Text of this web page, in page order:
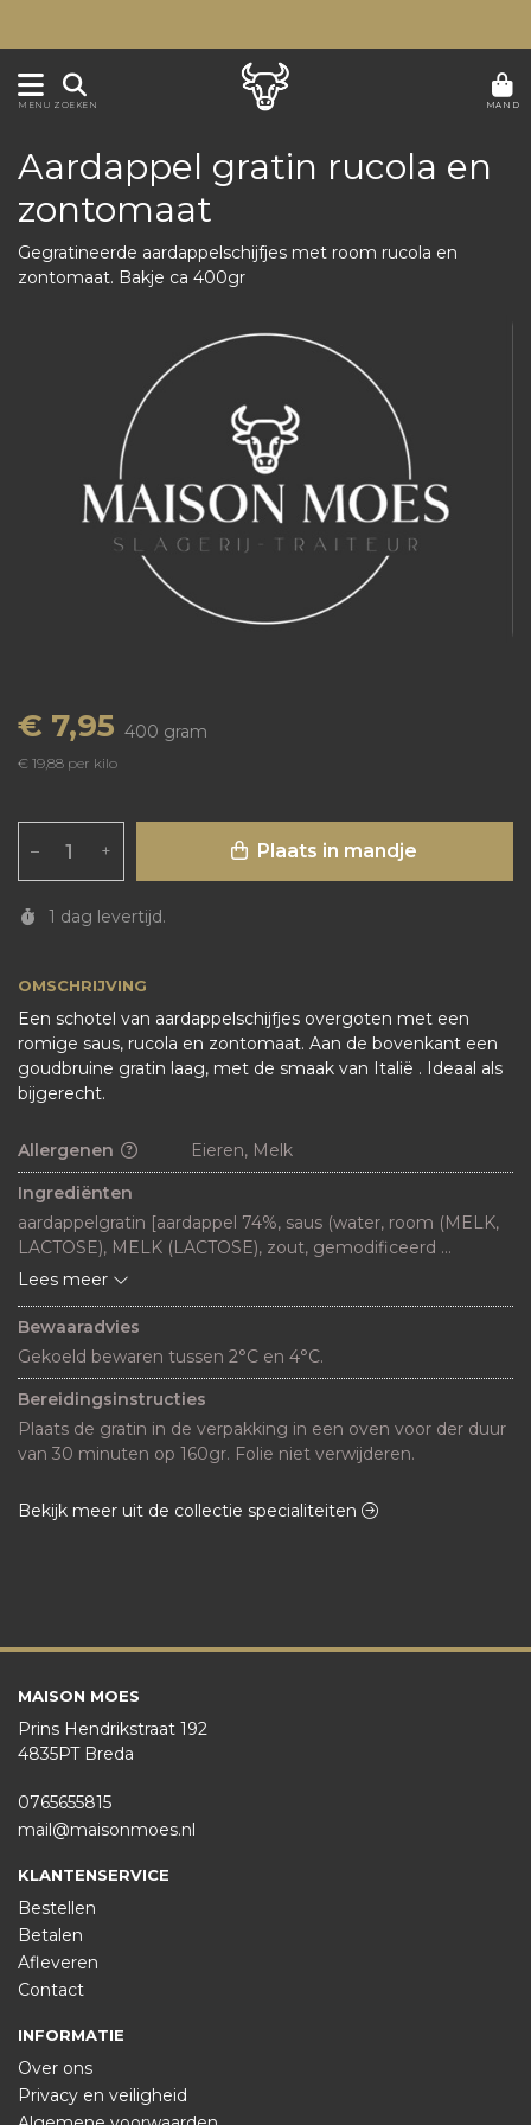
MENU ZOEKEN MAND
OMSCHRIJVING
Een schotel van aardappelschijfjes overgoten met een
romige saus, rucola en zontomaat. Aan de bovenkant een
goudbruine gratin laag, met de smaak van Italië . Ideaal als
bijgerecht.
Aardappel gratin rucola en
zontomaat
Gegratineerde aardappelschijfjes met room rucola en
zontomaat. Bakje ca 400gr
€ 7,95 400 gram
€ 19,88 per kilo
– + Plaats in mandje
1 dag levertijd.
Allergenen
Eieren, Melk
Ingrediënten
aardappelgratin [aardappel 74%, saus (water, room (MELK,
LACTOSE), MELK (LACTOSE), zout, gemodificeerd
maiszetmeel, dextrose, aroma (MELK), knoflookpoeder, EI ,
wijnazijn, suiker, zout, kruiden, specerij, aroma, rucola
Lees meer
Bewaaradvies
Gekoeld bewaren tussen 2°C en 4°C.
Bereidingsinstructies
Plaats de gratin in de verpakking in een oven voor der duur
van 30 minuten op 160gr. Folie niet verwijderen.
Bekijk meer uit de collectie specialiteiten
MAISON MOES
Prins Hendrikstraat 192
4835PT Breda
0765655815
mail@maisonmoes.nl
KLANTENSERVICE
Bestellen
Betalen
Afleveren
Contact
INFORMATIE
Over ons
Privacy en veiligheid